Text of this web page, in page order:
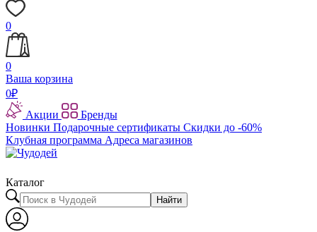
0
0
Ваша корзина
0₽
Акции
Бренды
Новинки Подарочные сертификаты Скидки до -60%
Клубная программа Адреса магазинов
Каталог
Найти